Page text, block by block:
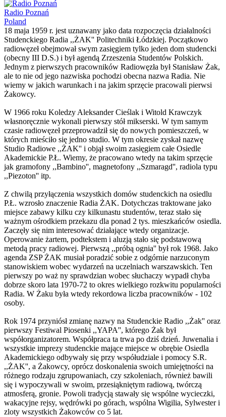
Radio Poznań
Poland
18 maja 1959 r. jest uznawany jako data rozpoczęcia działalności
Studenckiego Radia ,,ŻAK'' Politechniki Łódzkiej. Początkowo
radiowęzeł obejmował swym zasięgiem tylko jeden dom studencki
(obecny III D.S.) i był agendą Zrzeszenia Studentów Polskich.
Jednym z pierwszych pracowników Radiowęzła był Stanisław Żak,
ale to nie od jego nazwiska pochodzi obecna nazwa Radia. Nie
wiemy w jakich warunkach i na jakim sprzęcie pracowali pierwsi
Żakowcy.
W 1966 roku Koledzy Aleksander Cieślak i Witold Krawczyk
własnoręcznie wykonali pierwszy stół mikserski. W tym samym
czasie radiowęzeł przeprowadził się do nowych pomieszczeń, w
których mieściło się jedno studio. W tym okresie zyskał nazwę
Studio Radiowe ,,ŻAK'' i objął swoim zasięgiem całe Osiedle
Akademickie P.Ł. Wiemy, że pracowano wtedy na takim sprzęcie
jak gramofony ,,Bambino'', magnetofony ,,Szmaragd'', radiola typu
,,Piezoton'' itp.
Z chwilą przyłączenia wszystkich domów studenckich na osiedlu
P.Ł. wzrosło znaczenie Radia ŻAK. Dotychczas traktowane jako
miejsce zabawy kilku czy kilkunastu studentów, teraz stało się
ważnym ośrodkiem przekazu dla ponad 2 tys. mieszkańców osiedla.
Zaczęły się nim interesować działające wtedy organizacje.
Operowanie żartem, podtekstem i aluzją stało się podstawową
metodą pracy radiowej. Pierwszą ,,próbą ognia'' był rok 1968. Jako
agenda ZSP ŻAK musiał poradzić sobie z odgórnie narzuconym
stanowiskiem wobec wydarzeń na uczelniach warszawskich. Ten
pierwszy po waż ny sprawdzian wobec słuchaczy wypadł chyba
dobrze skoro lata 1970-72 to okres wielkiego rozkwitu popularności
Radia. W Żaku była wtedy rekordowa liczba pracowników - 102
osoby.
Rok 1974 przyniósł zmianę nazwy na Studenckie Radio ,,Żak'' oraz
pierwszy Festiwal Piosenki ,,YAPA'', którego Żak był
współorganizatorem. Współpraca ta trwa po dziś dzień. Juwenalia i
wszystkie imprezy studenckie mające miejsce w obrębie Osiedla
Akademickiego odbywały się przy współudziale i pomocy S.R.
,,ŻAK'', a Żakowcy, oprócz doskonalenia swoich umiejętności na
różnego rodzaju zgrupowaniach, czy szkoleniach, również bawili
się i wypoczywali w swoim, przesiąkniętym radiową, twórczą
atmosferą, gronie. Powoli tradycją stawały się wspólne wycieczki,
wakacyjne rejsy, wędrówki po górach, wspólna Wigilia, Sylwester i
zloty wszystkich Żakowców co 5 lat.